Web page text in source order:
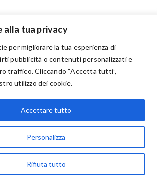
alla tua privacy
per migliorare la tua esperienza di
pubblicità o contenuti personalizzati e
traffico. Cliccando “Accetta tutti”,
utilizzo dei cookie.
Personalizza
Rifiuta tutto
Accettare tutto
PORTALE RIVENDITORI
Noci 12
Irpino (AV)